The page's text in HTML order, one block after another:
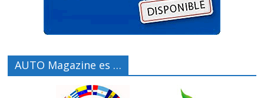
AUTO Magazine es …